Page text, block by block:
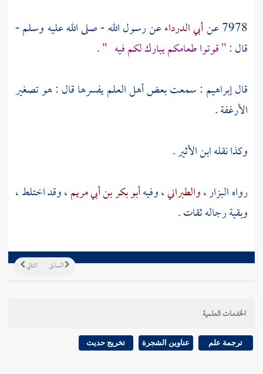
7978 عن
أبي الدرداءعن رسول الله - صلى الله عليه وسلم -
قال :"قوتوا طعامكم يبارك لكم فيه "
.
قالإبراهيم : سمعت بعض أهل العلم يفسرها قال : هو تصغير
الأرغفة .
وكذا نقلهابن الأثير.
رواهالبزار،والطبراني، وفيهأبو بكر بن أبي مريم، وقد اختلط ،
وبقية رجاله ثقات .
التالي السابق
الخدمات العلمية
ترجمة علم عناوين الشجرة تخريج حديث